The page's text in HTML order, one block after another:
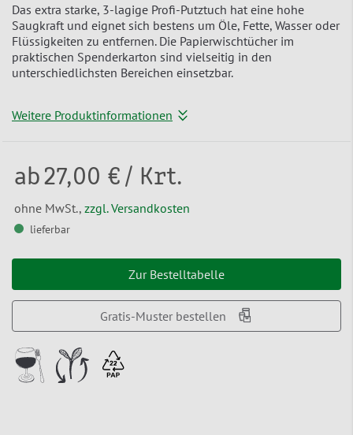
Das extra starke, 3-lagige Profi-Putztuch hat eine hohe
Saugkraft und eignet sich bestens um Öle, Fette, Wasser oder
Flüssigkeiten zu entfernen. Die Papierwischtücher im
praktischen Spenderkarton sind vielseitig in den
unterschiedlichsten Bereichen einsetzbar.
Weitere Produktinformationen
ab27,00 € / Krt.
ohne MwSt., zzgl. Versandkosten
lieferbar
Zur Bestelltabelle
Gratis-Muster bestellen